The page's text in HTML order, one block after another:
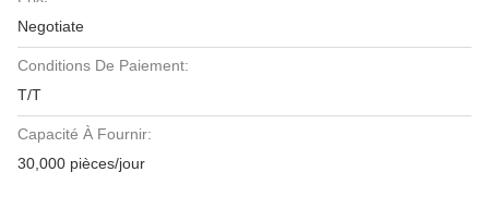
Negotiate
Conditions De Paiement:
T/T
Capacité À Fournir:
30,000 pièces/jour